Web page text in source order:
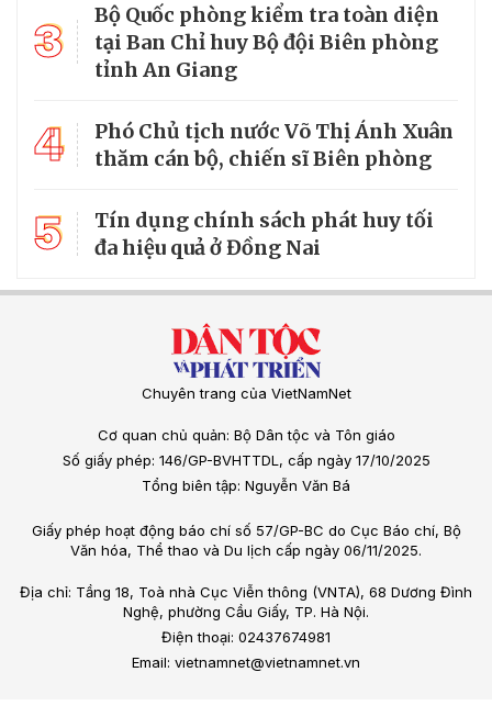
3
Bộ Quốc phòng kiểm tra toàn diện
tại Ban Chỉ huy Bộ đội Biên phòng
tỉnh An Giang
4
Phó Chủ tịch nước Võ Thị Ánh Xuân
thăm cán bộ, chiến sĩ Biên phòng
5
Tín dụng chính sách phát huy tối
đa hiệu quả ở Đồng Nai
Chuyên trang của VietNamNet
Cơ quan chủ quản: Bộ Dân tộc và Tôn giáo
Số giấy phép: 146/GP-BVHTTDL, cấp ngày 17/10/2025
Tổng biên tập: Nguyễn Văn Bá
Giấy phép hoạt động báo chí số 57/GP-BC do Cục Báo chí, Bộ
Văn hóa, Thể thao và Du lịch cấp ngày 06/11/2025.
Địa chỉ: Tầng 18, Toà nhà Cục Viễn thông (VNTA), 68 Dương Đình
Nghệ, phường Cầu Giấy, TP. Hà Nội.
Điện thoại: 02437674981
Email: vietnamnet@vietnamnet.vn